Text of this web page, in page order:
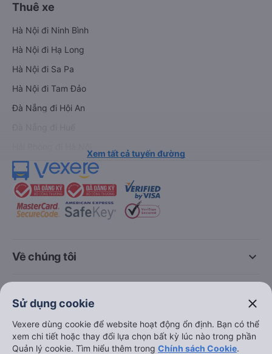
Thuê xe
Hà Nội đi Ninh Bình
Hà Nội đi Hạ Long
Hà Nội đi Sa Pa
Hà Nội đi Tam Đảo
Đà Nẵng đi Hội An
Xem tất cả tuyến đường
keyboard_arrow_down
Về chúng tôi
keyboard_arrow_down
Trở thành đối tác
Sử dụng cookie close
Vexere dùng cookie để website hoạt động ổn định. Bạn có thể
xem chi tiết hoặc thay đổi lựa chọn bất kỳ lúc nào trong phần
Quản lý cookie. Tìm hiểu thêm trong Chính sách Cookie.